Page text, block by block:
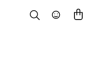
Search Community